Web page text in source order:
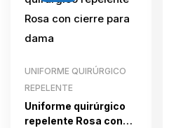
UNIFORME QUIRÚRGICO
REPELENTE
Uniforme quirúrgico
repelente Rosa con